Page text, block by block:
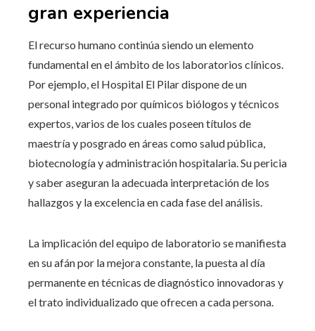
gran experiencia
El recurso humano continúa siendo un elemento
fundamental en el ámbito de los laboratorios clínicos.
Por ejemplo, el Hospital El Pilar dispone de un
personal integrado por químicos biólogos y técnicos
expertos, varios de los cuales poseen títulos de
maestría y posgrado en áreas como salud pública,
biotecnología y administración hospitalaria. Su pericia
y saber aseguran la adecuada interpretación de los
hallazgos y la excelencia en cada fase del análisis.
La implicación del equipo de laboratorio se manifiesta
en su afán por la mejora constante, la puesta al día
permanente en técnicas de diagnóstico innovadoras y
el trato individualizado que ofrecen a cada persona.